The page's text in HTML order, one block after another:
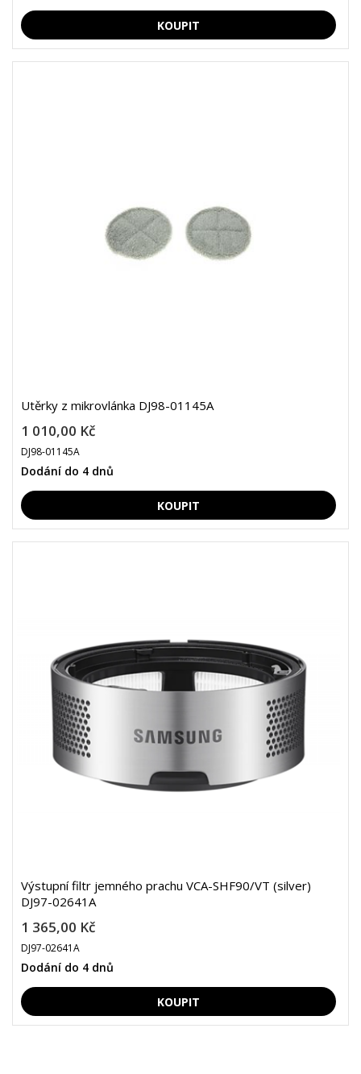
Utěrky z mikrovlánka DJ98-01145A
1 010,00 Kč
DJ98-01145A
Dodání do 4 dnů
Výstupní filtr jemného prachu VCA-SHF90/VT (silver)
DJ97-02641A
1 365,00 Kč
DJ97-02641A
Dodání do 4 dnů